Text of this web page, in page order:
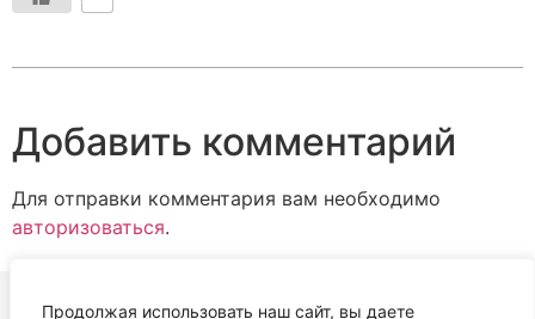
Продолжая использовать наш сайт, вы даете
Добавить комментарий
Для отправки комментария вам необходимо
авторизоваться.